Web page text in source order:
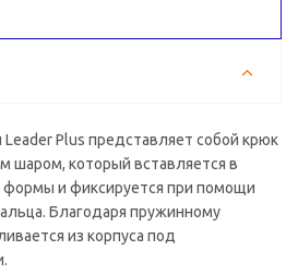
Plus представляет собой крюк
шаром, который вставляется в
формы и фиксируется при помощи
Благодаря пружинному
из корпуса под